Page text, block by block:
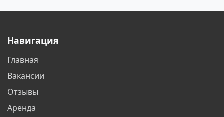
Волгодонск
Навигация
Главная
Вакансии
Отзывы
Аренда